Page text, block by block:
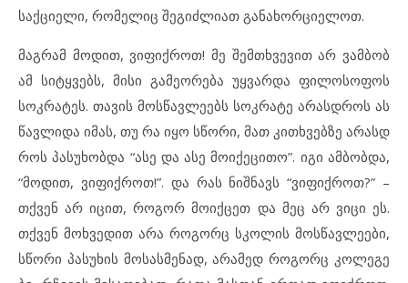
საქციელი, რომელიც შეგიძლიათ განახორციელოთ.
მაგრამ მოდით, ვიფიქროთ! მე შემთხვევით არ ვამბობ
ამ სიტყვებს, მისი გამეორება უყვარდა ფილოსოფოს
სოკრატეს. თავის მოსწავლეებს სოკრატე არასდროს ას
წავლიდა იმას, თუ რა იყო სწორი, მათ კითხვებზე არასდ
როს პასუხობდა “ასე და ასე მოიქეცითო”. იგი ამბობდა,
“მოდით, ვიფიქროთ!”. და რას ნიშნავს “ვიფიქროთ?” –
თქვენ არ იცით, როგორ მოიქცეთ და მეც არ ვიცი ეს.
თქვენ მოხვედით არა როგორც სკოლის მოსწავლეები,
სწორი პასუხის მოსასმენად, არამედ როგორც კოლეგე